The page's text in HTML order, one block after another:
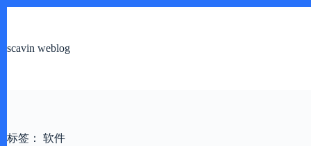
scavin weblog
标签： 软件